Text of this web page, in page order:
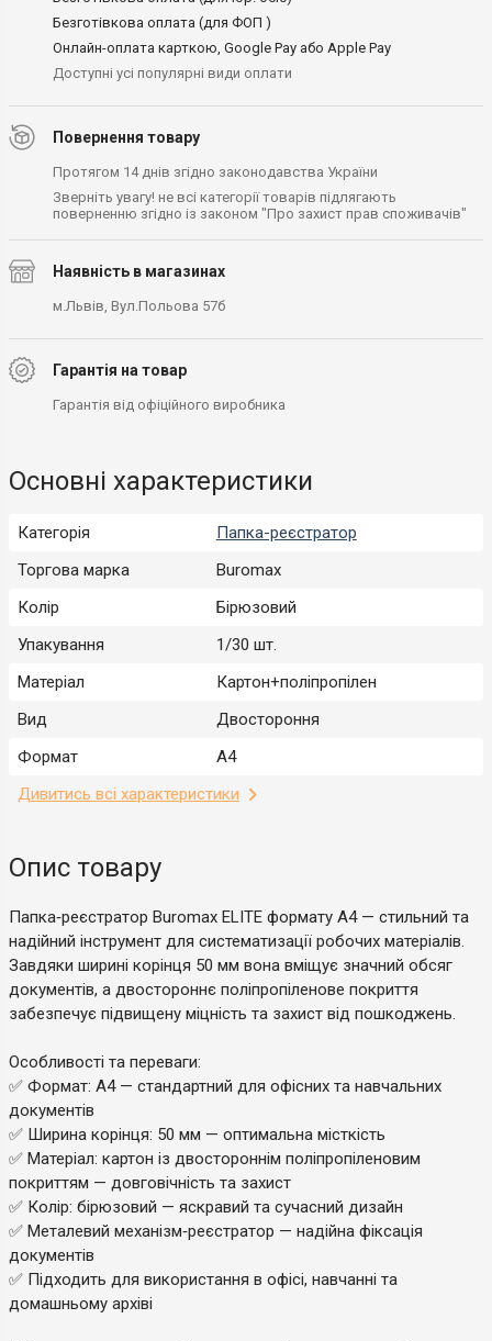
Безготівкова оплата (для ФОП )
Онлайн-оплата карткою, Google Pay або Apple Pay
Доступні усі популярні види оплати
Повернення товару
Протягом 14 днів згідно законодавства України
Зверніть увагу! не всі категорії товарів підлягають
поверненню згідно із законом "Про захист прав споживачів"
Наявність в магазинах
м.Львів, Вул.Польова 57б
Гарантія на товар
Гарантія від офіційного виробника
Основні характеристики
Категорія
Папка-реєстратор
Торгова марка
Buromax
Колір
Бірюзовий
Упакування
1/30 шт.
Матеріал
Картон+поліпропілен
Вид
Двостороння
Формат
A4
Дивитись всі характеристики
Опис товару
Папка‑реєстратор Buromax ELITE формату А4 — стильний та
надійний інструмент для систематизації робочих матеріалів.
Завдяки ширині корінця 50 мм вона вміщує значний обсяг
документів, а двостороннє поліпропіленове покриття
забезпечує підвищену міцність та захист від пошкоджень.
Особливості та переваги:
✅ Формат: А4 — стандартний для офісних та навчальних
документів
✅ Ширина корінця: 50 мм — оптимальна місткість
✅ Матеріал: картон із двостороннім поліпропіленовим
покриттям — довговічність та захист
✅ Колір: бірюзовий — яскравий та сучасний дизайн
✅ Металевий механізм‑реєстратор — надійна фіксація
документів
✅ Підходить для використання в офісі, навчанні та
домашньому архіві